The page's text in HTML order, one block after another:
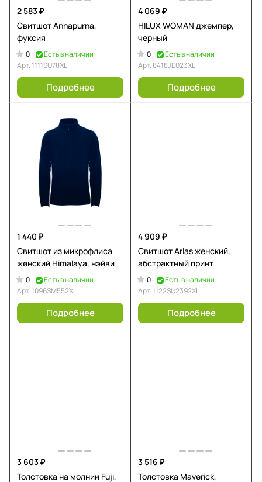
2 583 ₽
Свитшот Annapurna,
фуксия
0
Есть в наличии
Арт. 1111SU78XL
Подробнее
4 069 ₽
HILUX WOMAN джемпер,
черный
0
Есть в наличии
Арт.8418JE023XL
Подробнее
1 440 ₽
Свитшот из микрофлиса
женский Himalaya, нэйви
0
Есть в наличии
Арт. 1096SM552XL
Подробнее
4 909 ₽
Свитшот Arlas женский,
абстрактный принт
0
Есть в наличии
Арт. 1122SU2392XL
Подробнее
3 603 ₽
Толстовка на молнии Fuji,
3 516 ₽
Толстовка Maverick,